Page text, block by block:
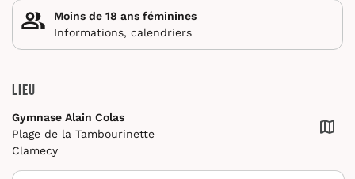
Moins de 18 ans féminines
Informations, calendriers
Lieu
Gymnase Alain Colas
Plage de la Tambourinette
Clamecy